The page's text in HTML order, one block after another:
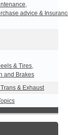
,
advice &
& Tires,
and Brakes
& Exhaust